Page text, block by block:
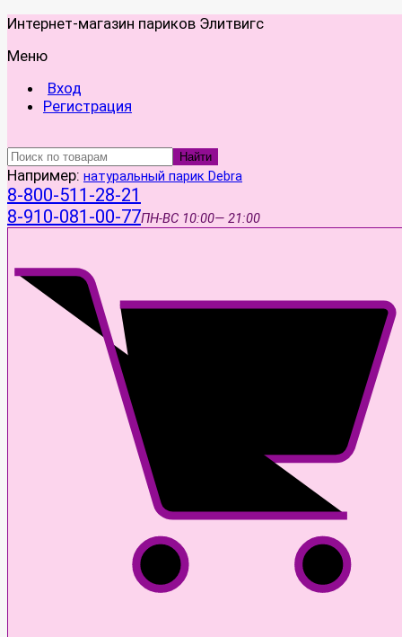
Интернет-магазин париков Элитвигс
Меню
Вход
Регистрация
Найти
Например: натуральный парик Debra
8-800-511-28-21
8-910-081-00-77ПН-ВС 10:00— 21:00